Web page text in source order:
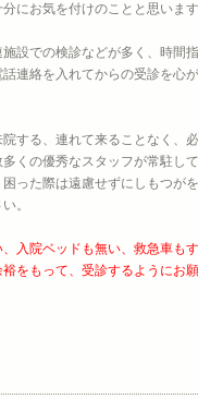
にお気を付けのことと思います
設での検診などが多く、時間
連絡を入れてからの受診を心
する、連れて来ることなく、
くの優秀なスタッフが常駐し
った際は遠慮せずにしもつが
。
入院ベッドも無い、救急車も
をもって、受診するようにお